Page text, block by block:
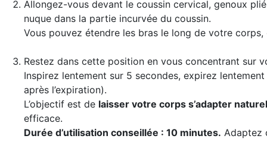
Allongez-vous devant le coussin cervical, genoux
nuque dans la partie incurvée du coussin.
Vous pouvez étendre les bras le long de votre
Restez dans cette position en vous concentrant sur
Inspirez lentement sur 5 secondes, expirez
après l’expiration).
L’objectif est de laisser votre corps s’adapter
efficace.
Durée d’utilisation conseillée : 10 minutes. Adaptez